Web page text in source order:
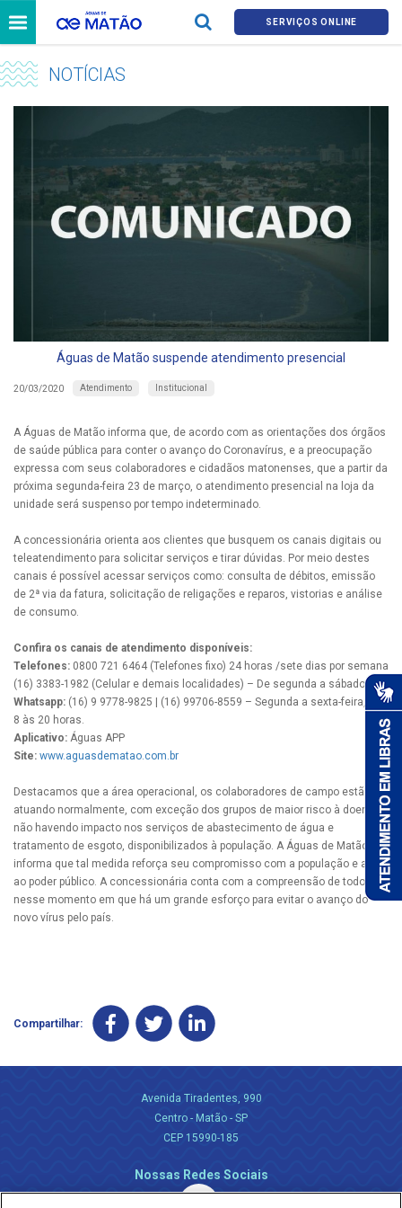
SERVIÇOS ONLINE
NOTÍCIAS
Águas de Matão suspende atendimento presencial
20/03/2020 Atendimento Institucional
A Águas de Matão informa que, de acordo com as orientações dos órgãos
de saúde pública para conter o avanço do Coronavírus, e a preocupação
expressa com seus colaboradores e cidadãos matonenses, que a partir da
próxima segunda-feira 23 de março, o atendimento presencial na loja da
unidade será suspenso por tempo indeterminado.
A concessionária orienta aos clientes que busquem os canais digitais ou
teleatendimento para solicitar serviços e tirar dúvidas. Por meio destes
canais é possível acessar serviços como: consulta de débitos, emissão
de 2ª via da fatura, solicitação de religações e reparos, vistorias e análise
de consumo.
Confira os canais de atendimento disponíveis:
Telefones: 0800 721 6464 (Telefones fixo) 24 horas /sete dias por semana
(16) 3383-1982 (Celular e demais localidades) – De segunda a sábado.
Whatsapp: (16) 9 9778-9825 | (16) 99706-8559 – Segunda a sexta-feira, das
8 às 20 horas.
Aplicativo: Águas APP
Site: www.aguasdematao.com.br
Destacamos que a área operacional, os colaboradores de campo estão
atuando normalmente, com exceção dos grupos de maior risco à doença,
não havendo impacto nos serviços de abastecimento de água e
tratamento de esgoto, disponibilizados à população. A Águas de Matão
informa que tal medida reforça seu compromisso com a população e apoio
ao poder público. A concessionária conta com a compreensão de todos
nesse momento em que há um grande esforço para evitar o avanço do
novo vírus pelo país.
Compartilhar:
Avenida Tiradentes, 990
Centro - Matão - SP
CEP 15990-185
Nossas Redes Sociais